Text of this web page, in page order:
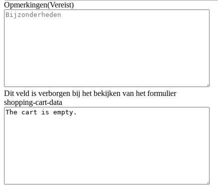
Opmerkingen(Vereist)
Dit veld is verborgen bij het bekijken van het formulier
shopping-cart-data